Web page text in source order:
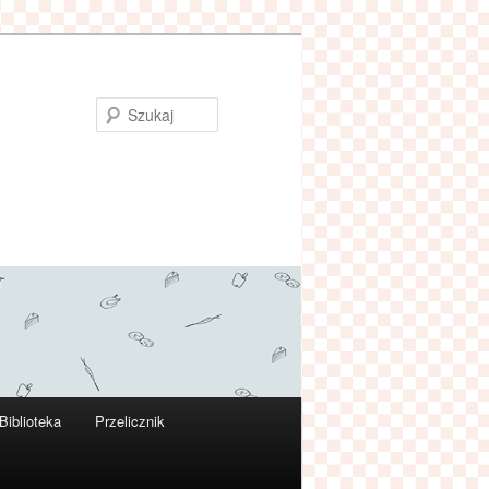
Biblioteka Przelicznik